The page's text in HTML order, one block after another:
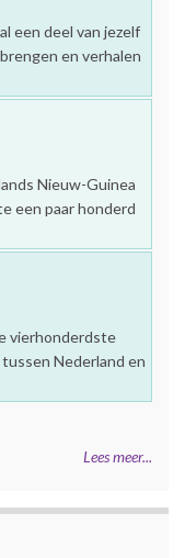
een deel van jezelf
en verhalen
Nieuw-Guinea
een paar honderd
vierhonderdste
Nederland en
Lees meer...